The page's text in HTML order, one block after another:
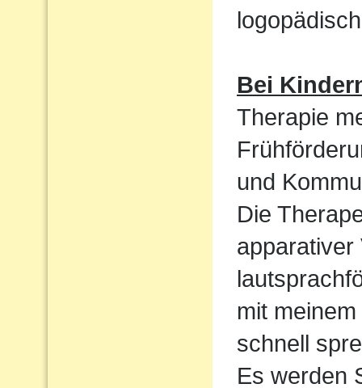
Bei
Therapie
und
Die
apparativer
mit
schnell
Es werden